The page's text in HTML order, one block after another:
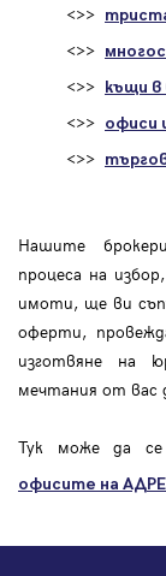
<>>
<>>
<>> къщи
<>> офиси
<>>
Нашите
процеса на
имоти, ще ви
оферти,
изготвяне на
мечтания от вас
Тук може да се
офисите на